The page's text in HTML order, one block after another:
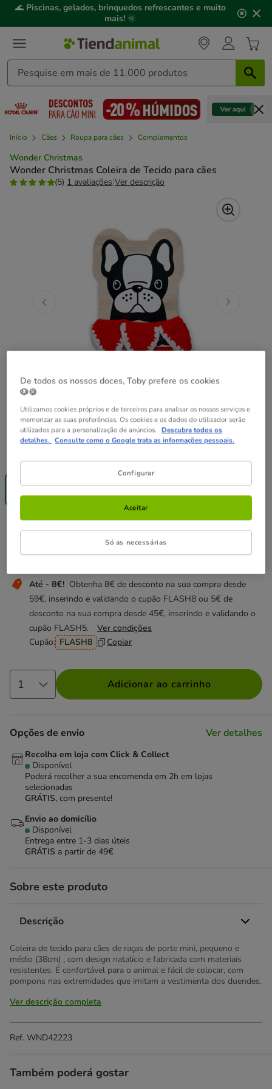
3,
mensagem,
🌊 Piscinas, gelados, brinquedos refrescantes e muito
mais! 🌞
Início Cães Roupa para cães Complementos
Wonder Christmas
Wonder Christmas Coleira de Tecido para cães
(5) 1 avaliações|Ver descrição
1 ud.
5.99€
Não perca esta promoção
Até - 8€! Obtenha 8€ de desconto na sua compra desde
59€, inserindo e validando o cupão FLASH8 ou 5€ de
desconto na sua compra desde 45€, inserindo e validando o
cupão FLASH5.
Ver condições
Cupão: FLASH8 Copiar
Preço 5.99€
5.99€
Adicionar ao carrinho
Opções de envio Ver detalhes
Recolha em loja com Click & Collect
Disponível
Poderá recolher a sua encomenda em 2h em lojas
selecionadas
GRÁTIS, com presente!
Envio ao domicílio
Disponível
Entrega entre 1-3 dias úteis
GRÁTIS a partir de 49€
Sobre este produto
Descrição
Coleira de tecido para cães de raças de porte mini, pequeno e
médio (38cm) , com design natalício e fabricada com materiais
resistentes. É confortável para o animal e fácil de colocar, com
pompons nas extremidades que imitam a vestimenta dos duendes.
Ver descrição completa
Ref. WND42223
Também poderá gostar
De todos os nossos doces, Toby prefere os cookies
🐶🍪
Utilizamos cookies próprios e de terceiros para analisar os nossos serviços e
memorizar as suas preferências. Os cookies e os dados do utilizador serão
utilizados para a personalização de anúncios. Descubra todos os
detalhes. Consulte como o Google trata as informações pessoais.
Configurar
Só as necessárias
Aceitar